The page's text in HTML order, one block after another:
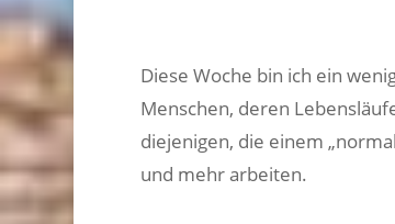
Diese Woche bin ich ein
Menschen, deren
diejenigen, die einem
und mehr arbeiten.